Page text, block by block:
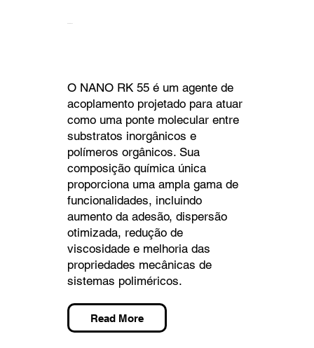
O NANO RK 55 é um agente de
acoplamento projetado para atuar
como uma ponte molecular entre
substratos inorgânicos e
polímeros orgânicos. Sua
composição química única
proporciona uma ampla gama de
funcionalidades, incluindo
aumento da adesão, dispersão
otimizada, redução de
viscosidade e melhoria das
propriedades mecânicas de
sistemas poliméricos.
Read More